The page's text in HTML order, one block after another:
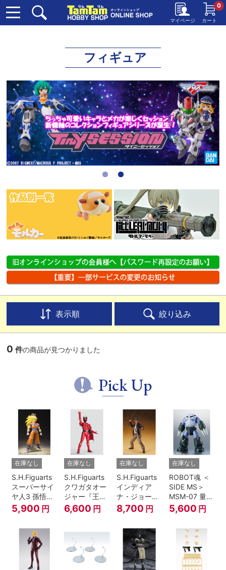
マイページ カート
0
フィギュア
表示順 絞り込み
0 件の商品が見つかりました
Pick Up
在庫なし
S.H.Figuarts
スーパーサイ
ヤ人3 孫悟空
『ドラゴンボ
ールZ』
5,900 円
在庫なし
S.H.Figuarts
クワガタオー
ジャー『王様
戦隊キングオ
ージャー』
6,600 円
在庫なし
S.H.Figuarts
インディア
ナ・ジョーン
ズ（レイダー
ス/失われたア
櫃》）
8,700 円
在庫なし
ROBOT魂 ＜
SIDE MS＞
MSM-07 量産
型ズゴック
ver.
5,600 円